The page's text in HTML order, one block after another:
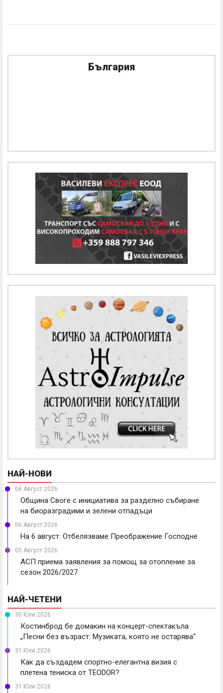
България
НАЙ-НОВИ
06 Август 2026
Община Своге с инициатива за разделно събиране
на биоразградими и зелени отпадъци
06 Август 2026
На 6 август: Отбелязваме Преображение Господне
05 Август 2026
АСП приема заявления за помощ за отопление за
сезон 2026/2027
НАЙ-ЧЕТЕНИ
30 Юли 2026
Костинброд бе домакин на концерт-спектакъла
„Песни без възраст: Музиката, която не остарява“
31 Юли 2026
Как да създадем спортно-елегантна визия с
плетена тениска от TEODOR?
31 Юли 2026